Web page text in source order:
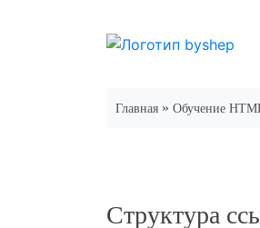
Главная » Обучение
Структура